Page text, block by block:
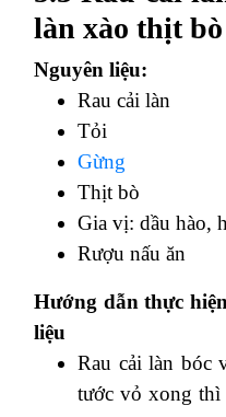
làn xào thịt bò
Nguyên liệu:
Rau cải làn
Tỏi
Gừng
Thịt bò
Gia vị: dầu hào,
Rượu nấu ăn
Hướng dẫn thực
liệu
Rau cải làn bóc
tước vỏ xong thì